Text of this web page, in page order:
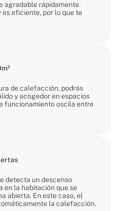
agradable rápidamente.
es eficiente, por lo que te
de calefacción, podrás
y acogedor en espacios
funcionamiento oscila entre
detecta un descenso
en la habitación que se
abierta. En este caso, el
la calefacción.